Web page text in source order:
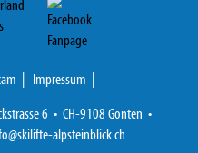
| Impressum |
6 • CH-9108 Gonten •
skilifte-alpsteinblick.ch